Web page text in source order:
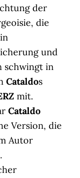
der
die
und
schwingt in
Cataldos
mit.
Cataldo
Version, die
Autor